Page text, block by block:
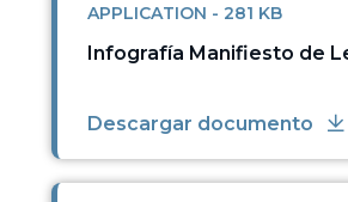
APPLICATION - 281 KB
Infografía Manifiesto de
Descargar documento